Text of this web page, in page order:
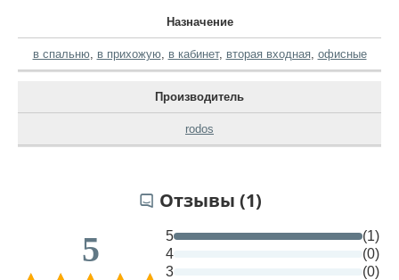
Назначение
в спальню, в прихожую, в кабинет, вторая входная, офисные
Производитель
rodos
Отзывы (1)
5 5
(1)
4
(0)
3
(0)